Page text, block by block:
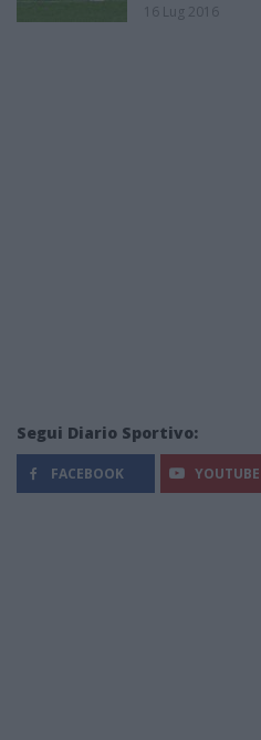
16 Lug 2016
Segui Diario Sportivo:
FACEBOOK YOUTUBE